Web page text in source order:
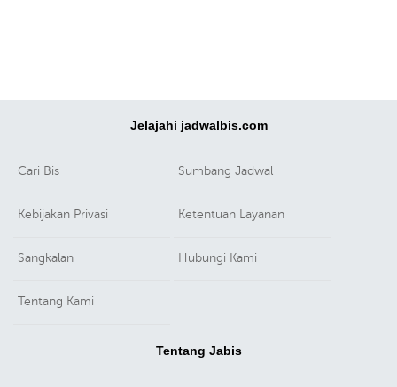
Jelajahi jadwalbis.com
Cari Bis Sumbang Jadwal
Kebijakan Privasi Ketentuan Layanan
Sangkalan Hubungi Kami
Tentang Kami
Tentang Jabis